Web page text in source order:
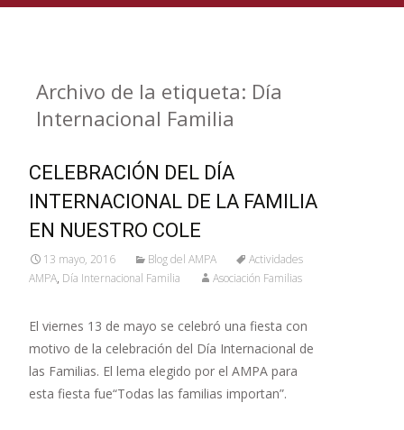
Archivo de la etiqueta: Día
Internacional Familia
CELEBRACIÓN DEL DÍA
INTERNACIONAL DE LA FAMILIA
EN NUESTRO COLE
13 mayo, 2016 Blog del AMPA
Actividades
AMPA, Día Internacional Familia Asociación Familias
El viernes 13 de mayo se celebró una fiesta con
motivo de la celebración del Día Internacional de
las Familias. El lema elegido por el AMPA para
esta fiesta fue“Todas las familias importan”.